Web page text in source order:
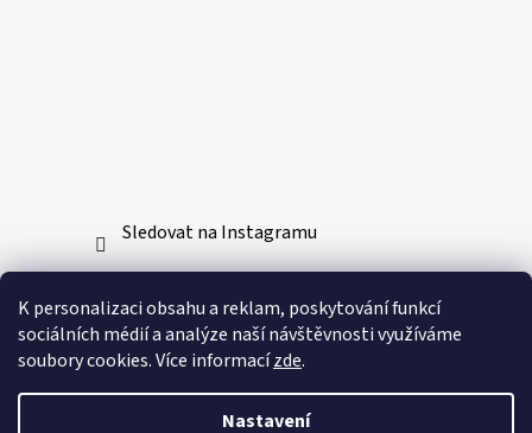
K personalizaci obsahu a reklam, poskytování funkcí
sociálních médií a analýze naší návštěvnosti využíváme
soubory cookies. Více informacízde.
Nastavení
Sledovat na Instagramu
Přijímáme online platby